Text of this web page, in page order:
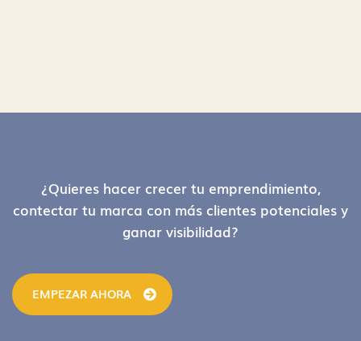
Footer¿Quieres hacer crecer tu emprendimiento,
contectar tu marca con más clientes potenciales y
ganar visibilidad?
EMPEZAR AHORA